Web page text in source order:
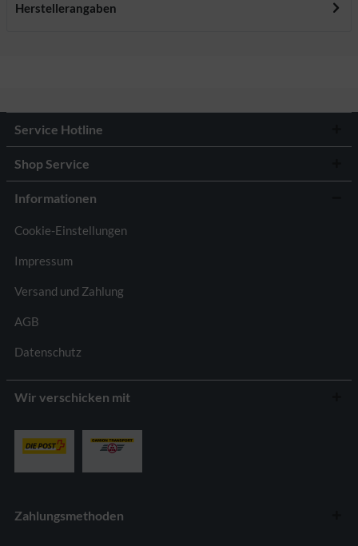
Herstellerangaben
Service Hotline
Shop Service
Informationen
Cookie-Einstellungen
Impressum
Versand und Zahlung
AGB
Datenschutz
Wir verschicken mit
Zahlungsmethoden